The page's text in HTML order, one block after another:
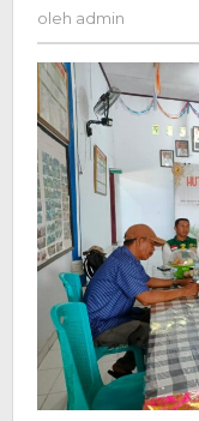
admin
oleh admin